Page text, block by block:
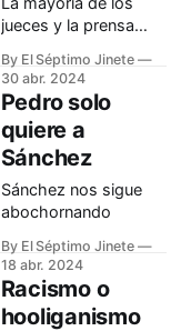
jueces y la prensa
manipular por
Sánchez
By El Séptimo Jinete
30 abr. 2024
Pedro solo
quiere a
Sánchez
Sánchez nos sigue
abochornando
By El Séptimo Jinete
18 abr. 2024
Racismo o
hooliganismo